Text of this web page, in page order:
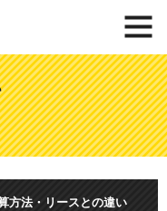
方法・リースとの違い